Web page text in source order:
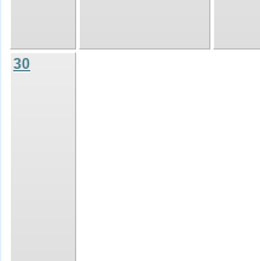
30